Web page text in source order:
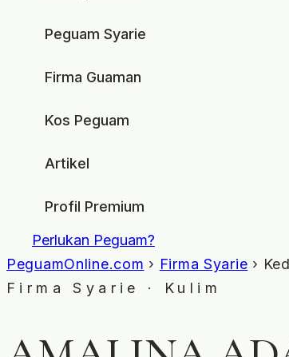
Peguam Syarie
Firma Guaman
Kos Peguam
Artikel
Profil Premium
Perlukan Peguam?
PeguamOnline.com › Firma Syarie ›
Firma Syarie · Kulim